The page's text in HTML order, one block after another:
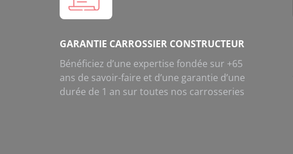
GARANTIE CARROSSIER CONSTRUCTEUR
Bénéficiez d’une expertise fondée sur +65
ans de savoir-faire et d’une garantie d’une
durée de 1 an sur toutes nos carrosseries